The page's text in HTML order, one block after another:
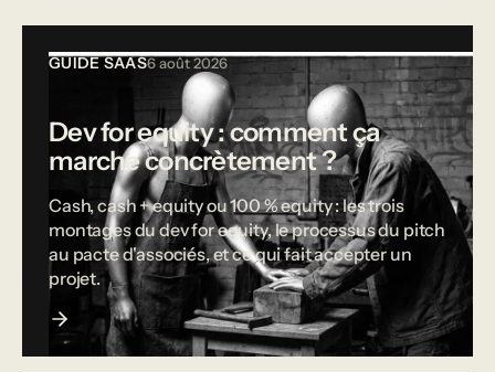
GUIDE SAAS6 août 2026
Dev for equity : comment ça
marche concrètement ?
Cash, cash + equity ou 100 % equity : les trois
montages du dev for equity, le processus du pitch
au pacte d'associés, et ce qui fait accepter un
projet.